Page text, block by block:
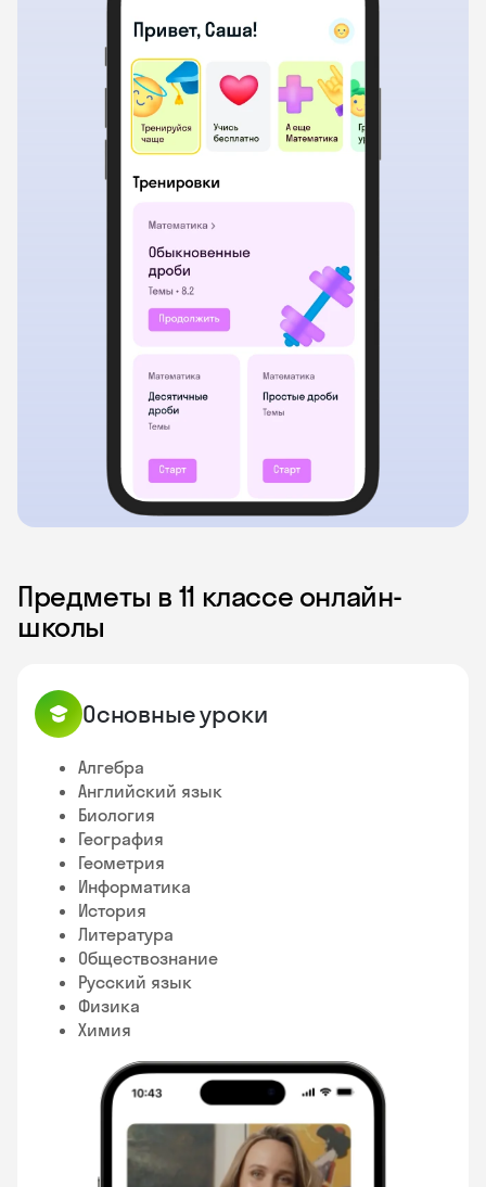
Предметы в 11 классе онлайн-
школы
Основные уроки
Алгебра
Английский язык
Биология
География
Геометрия
Информатика
История
Литература
Обществознание
Русский язык
Физика
Химия